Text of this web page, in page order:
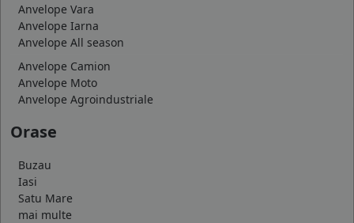
Anvelope Vara
Anvelope Iarna
Anvelope All season
Anvelope Camion
Anvelope Moto
Anvelope Agroindustriale
Orase
Buzau
Iasi
Satu Mare
mai multe